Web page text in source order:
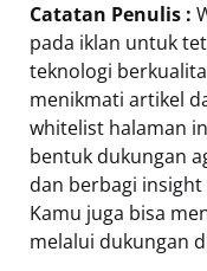
Catatan Penulis :
pada iklan untuk
teknologi
menikmati artikel
whitelist halaman
bentuk dukungan
dan berbagi
Kamu juga bisa
melalui dukungan